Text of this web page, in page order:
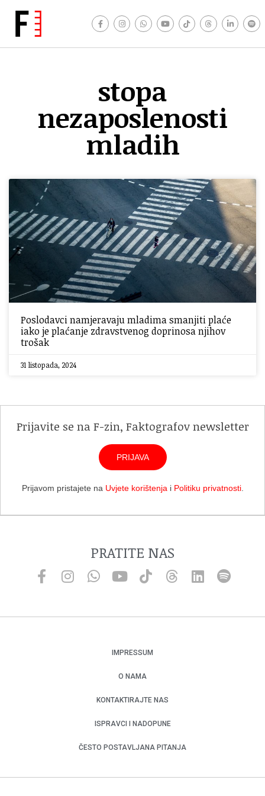
stopa
nezaposlenosti
mladih
Poslodavci namjeravaju mladima smanjiti plaće
iako je plaćanje zdravstvenog doprinosa njihov
trošak
31 listopada, 2024
Prijavite se na F-zin, Faktografov newsletter
PRIJAVA
Prijavom pristajete na Uvjete korištenja i Politiku privatnosti.
PRATITE NAS
IMPRESSUM
O NAMA
KONTAKTIRAJTE NAS
ISPRAVCI I NADOPUNE
ČESTO POSTAVLJANA PITANJA